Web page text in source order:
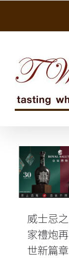
威士忌
家禮炮
世新篇
威士忌
家禮炮
世新篇章